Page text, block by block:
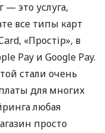
это услуга,
все типы карт
«Простір», в
Pay и Google Pay.
стали очень
для многих
любая
просто